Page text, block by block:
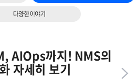
다양한이야기
AIOps까지! NMS의
자세히 보기